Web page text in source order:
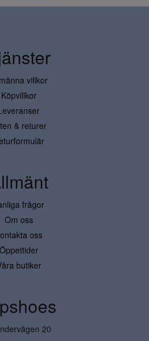
villkor
Köpvillkor
& returer
frågor
Om oss
oss
Öppettider
butiker
20